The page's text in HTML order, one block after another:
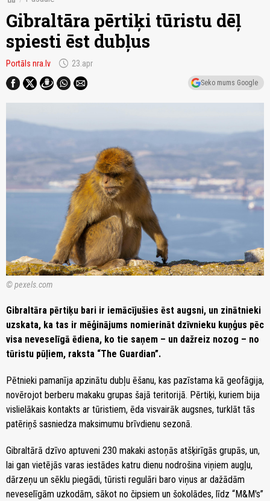
Gibraltāra pērtiķi tūristu dēļ
spiesti ēst dubļus
Portāls nra.lv schedule 23.apr
Seko mums Google
© pexels.com
Gibraltāra pērtiķu bari ir iemācījušies ēst augsni, un zinātnieki
uzskata, ka tas ir mēģinājums nomierināt dzīvnieku kuņģus pēc
visa neveselīgā ēdiena, ko tie saņem – un dažreiz nozog – no
tūristu pūļiem, raksta “The Guardian”.
Pētnieki pamanīja apzinātu dubļu ēšanu, kas pazīstama kā geofāgija,
novērojot berberu makaku grupas šajā teritorijā. Pērtiķi, kuriem bija
vislielākais kontakts ar tūristiem, ēda visvairāk augsnes, turklāt tās
patēriņš sasniedza maksimumu brīvdienu sezonā.
Gibraltārā dzīvo aptuveni 230 makaki astoņās atšķirīgās grupās, un,
lai gan vietējās varas iestādes katru dienu nodrošina viņiem augļu,
dārzeņu un sēklu piegādi, tūristi regulāri baro viņus ar dažādām
neveselīgām uzkodām, sākot no čipsiem un šokolādes, līdz “M&M's”